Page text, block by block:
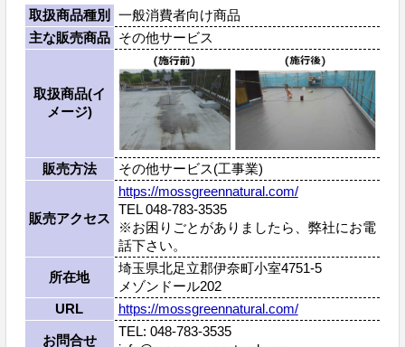
取扱商品種別
一般消費者向け商品
主な販売商品
その他サービス
取扱商品(イ
メージ)
販売方法 その他サービス(工事業)
販売アクセス
https://mossgreennatural.com/
TEL 048-783-3535
※お困りごとがありましたら、弊社にお電
話下さい。
所在地
埼玉県北足立郡伊奈町小室4751-5
メゾンドール202
URL
https://mossgreennatural.com/
お問合せ
TEL: 048-783-3535